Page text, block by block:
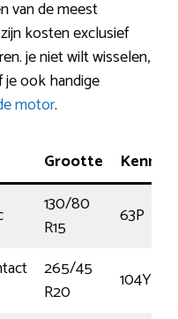
van de meest
kosten exclusief
je niet wilt wisselen,
ook handige
motor.
Grootte
130/80
R15
63P
265/45
R20
104Y